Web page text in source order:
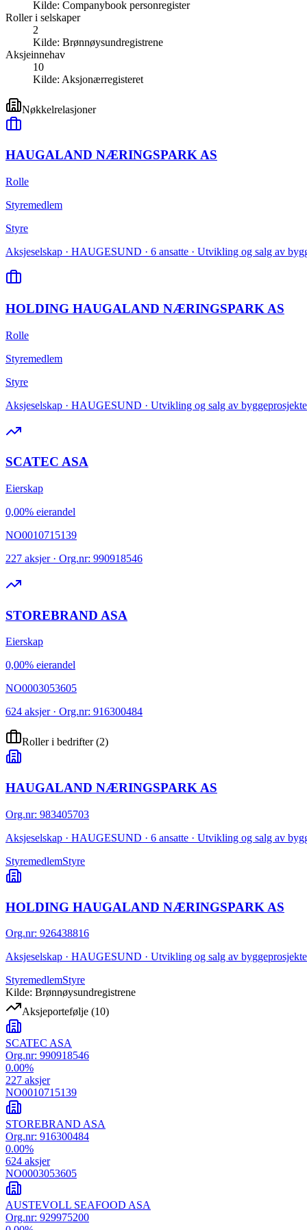
Kilde: Companybook personregister
Roller i selskaper
2
Kilde: Brønnøysundregistrene
Aksjeinnehav
10
Kilde: Aksjonærregisteret
Nøkkelrelasjoner
HAUGALAND NÆRINGSPARK AS
Rolle
Styremedlem
Styre
Aksjeselskap · HAUGESUND · 6 ansatte · Utvikling og salg av
HOLDING HAUGALAND NÆRINGSPARK AS
Rolle
Styremedlem
Styre
Aksjeselskap · HAUGESUND · Utvikling og salg av
SCATEC ASA
Eierskap
0,00% eierandel
NO0010715139
227 aksjer · Org.nr: 990918546
STOREBRAND ASA
Eierskap
0,00% eierandel
NO0003053605
624 aksjer · Org.nr: 916300484
Roller i bedrifter(2)
HAUGALAND NÆRINGSPARK AS
Org.nr: 983405703
Aksjeselskap · HAUGESUND · 6 ansatte · Utvikling og salg av
StyremedlemStyre
HOLDING HAUGALAND NÆRINGSPARK AS
Org.nr: 926438816
Aksjeselskap · HAUGESUND · Utvikling og salg av
StyremedlemStyre
Kilde: Brønnøysundregistrene
Aksjeportefølje (10)
SCATEC ASA
Org.nr: 990918546
0.00%
227 aksjer
NO0010715139
STOREBRAND ASA
Org.nr: 916300484
0.00%
624 aksjer
NO0003053605
AUSTEVOLL SEAFOOD ASA
Org.nr: 929975200